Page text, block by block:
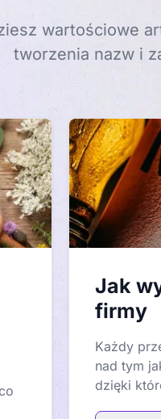
wartościowe
tworzenia nazw i
Jak
firmy
Każdy
nad tym
dzięki